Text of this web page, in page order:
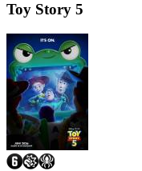
Toy Story 5